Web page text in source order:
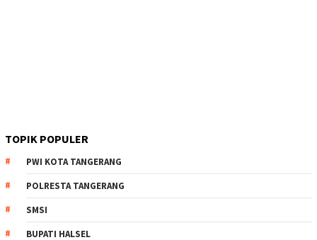
TOPIK POPULER
PWI KOTA TANGERANG
POLRESTA TANGERANG
SMSI
BUPATI HALSEL